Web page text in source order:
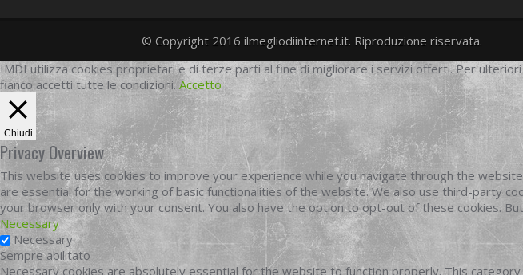
twittergoogleplus
facebook
© Copyright 2016 ilmegliodiinternet.it. Riproduzione riservata.
IMDI utilizza cookies proprietari e di terze parti al fine di migliorare i servizi offerti. Per
fianco accetti tutte le condizioni. Accetto
Chiudi
Privacy Overview
This website uses cookies to improve your experience while you navigate through the
are essential for the working of basic functionalities of the website. We also use third-party
your browser only with your consent. You also have the option to opt-out of these cookies.
Necessary
Necessary
Sempre abilitato
Necessary cookies are absolutely essential for the website to function properly. This